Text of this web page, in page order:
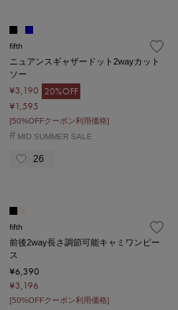
fifth
ニュアンスギャザードット2wayカット
ソー
¥3,190 20%OFF
¥1,595
[50%OFFクーポン利用価格]
# MID SUMMER SALE
26
fifth
前後2way長さ調節可能キャミワンピー
ス
¥6,390
¥3,196
[50%OFFクーポン利用価格]